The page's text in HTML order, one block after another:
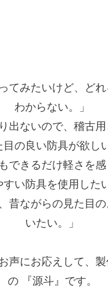
てみたいけど、ど
わからない。」
出ないので、稽古
目の良い防具が欲し
できるだけ軽さを
い防具を使用した
昔ながらの見た目
いたい。」
声にお応えして、製
の 『源斗』です。